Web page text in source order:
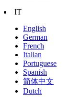
IT
English
German
French
Italian
Portuguese
Spanish
简体中文
Dutch